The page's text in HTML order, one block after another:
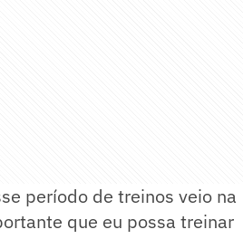
período de treinos veio na
que eu possa treinar